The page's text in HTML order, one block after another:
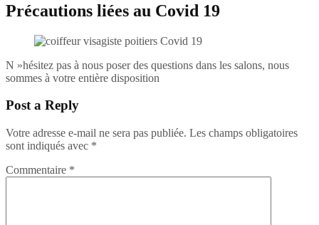
Précautions liées au Covid 19
N »hésitez pas à nous poser des questions dans les salons, nous
sommes à votre entière disposition
Post a Reply
Votre adresse e-mail ne sera pas publiée. Les champs obligatoires
sont indiqués avec *
Commentaire *